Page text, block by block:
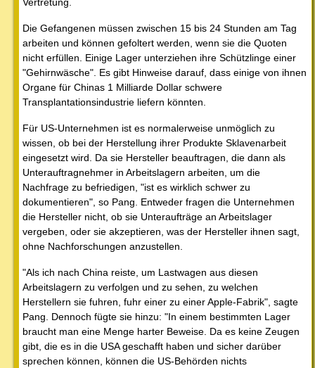
Die Gefangenen müssen zwischen 15 bis 24 Stunden am Tag
arbeiten und können gefoltert werden, wenn sie die Quoten
nicht erfüllen. Einige Lager unterziehen ihre Schützlinge einer
"Gehirnwäsche". Es gibt Hinweise darauf, dass einige von ihnen
Organe für Chinas 1 Milliarde Dollar schwere
Transplantationsindustrie liefern könnten.
Für US-Unternehmen ist es normalerweise unmöglich zu
wissen, ob bei der Herstellung ihrer Produkte Sklavenarbeit
eingesetzt wird. Da sie Hersteller beauftragen, die dann als
Unterauftragnehmer in Arbeitslagern arbeiten, um die
Nachfrage zu befriedigen, "ist es wirklich schwer zu
dokumentieren", so Pang. Entweder fragen die Unternehmen
die Hersteller nicht, ob sie Unteraufträge an Arbeitslager
vergeben, oder sie akzeptieren, was der Hersteller ihnen sagt,
ohne Nachforschungen anzustellen.
"Als ich nach China reiste, um Lastwagen aus diesen
Arbeitslagern zu verfolgen und zu sehen, zu welchen
Herstellern sie fuhren, fuhr einer zu einer Apple-Fabrik", sagte
Pang. Dennoch fügte sie hinzu: "In einem bestimmten Lager
braucht man eine Menge harter Beweise. Da es keine Zeugen
gibt, die es in die USA geschafft haben und sicher darüber
sprechen können, können die US-Behörden nichts